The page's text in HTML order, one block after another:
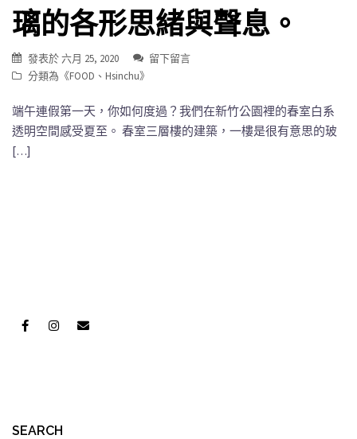
璃的各形思緒與聲息。
發表於六月 25, 2020
留下留言
分類為《FOOD 、 Hsinchu》
端午連假第一天，你如何度過？我們在新竹公園裡的春室白系
透明空間感受夏至。 春室三層樓的建築，一樓是很有意思的玻
[…]
SEARCH